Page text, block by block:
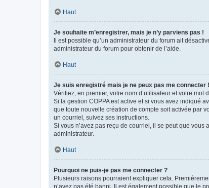
Haut
Je souhaite m’enregistrer, mais je n’y parviens pas !
Il est possible qu’un administrateur du forum ait
administrateur du forum pour obtenir de l’aide.
Haut
Je suis enregistré mais je ne peux pas me connecter !
Vérifiez, en premier, votre nom d’utilisateur et votre mot
Si la gestion COPPA est active et si vous avez indiqué
que toute nouvelle création de compte soit activée par
un courriel, suivez ses instructions.
Si vous n’avez pas reçu de courriel, il se peut que
administrateur.
Haut
Pourquoi ne puis-je pas me connecter ?
Plusieurs raisons pourraient expliquer cela.
n’avez pas été banni. Il est également possible que le